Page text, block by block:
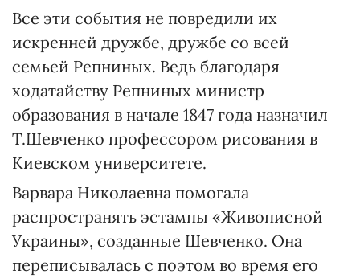
Все эти события не повредили их
искренней дружбе, дружбе со всей
семьей Репниных. Ведь благодаря
ходатайству Репниных министр
образования в начале 1847 года назначил
Т.Шевченко профессором рисования в
Киевском университете.
Варвара Николаевна помогала
распространять эстампы «Живописной
Украины», созданные Шевченко. Она
переписывалась с поэтом во время его